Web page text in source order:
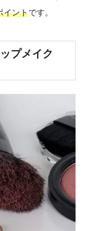
イントです。
プメイク